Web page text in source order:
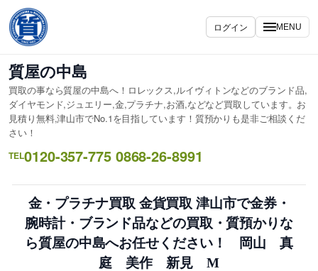
容
を
ス
キ
ッ
プ
ログイン MENU
質屋の中島
買取の事なら質屋の中島へ！ロレックス,ルイヴィトンなどのブランド品,
ダイヤモンド,ジュエリー,金,プラチナ,お酒,などなど買取しています。お
見積り無料,津山市でNo.1を目指しています！質預かりも是非ご相談くだ
さい！
TEL0120-357-775 0868-26-8991
金・プラチナ買取 金貨買取 津山市で金券・
腕時計・ブランド品などの買取・質預かりな
ら質屋の中島へお任せください！ 岡山 真
庭 美作 新見 M